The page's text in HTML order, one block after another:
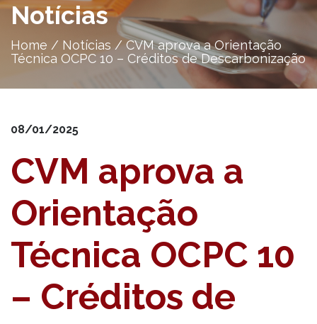
Notícias
Home / Notícias /CVM aprova a Orientação
Técnica OCPC 10 – Créditos de Descarbonização
08/01/2025
CVM aprova a
Orientação
Técnica OCPC 10
– Créditos de